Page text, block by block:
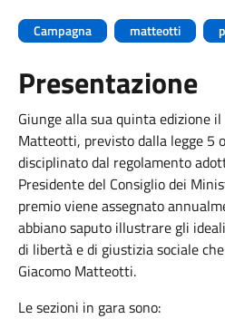
Campagna matteotti
Presentazione
Giunge alla sua quinta edizione
Matteotti, previsto dalla legge 5
disciplinato dal regolamento
Presidente del Consiglio dei
premio viene assegnato
abbiano saputo illustrare gli
di libertà e di giustizia sociale
Giacomo Matteotti.
Le sezioni in gara sono: